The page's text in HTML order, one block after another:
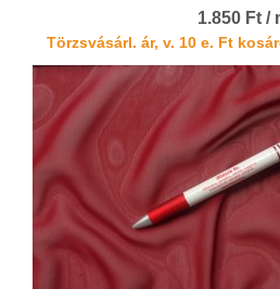
1.850 Ft /
Törzsvásárl. ár, v. 10 e. Ft